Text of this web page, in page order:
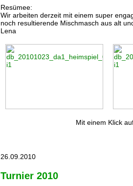
Resümee:
Wir arbeiten derzeit mit einem super
noch resultierende Mischmasch aus alt
Lena
Mit einem Klick
26.09.2010
Turnier 2010